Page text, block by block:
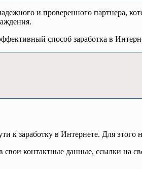
и проверенного партнера,
способ заработка в
к заработку в Интернете. Для этого
свои контактные данные, ссылки на